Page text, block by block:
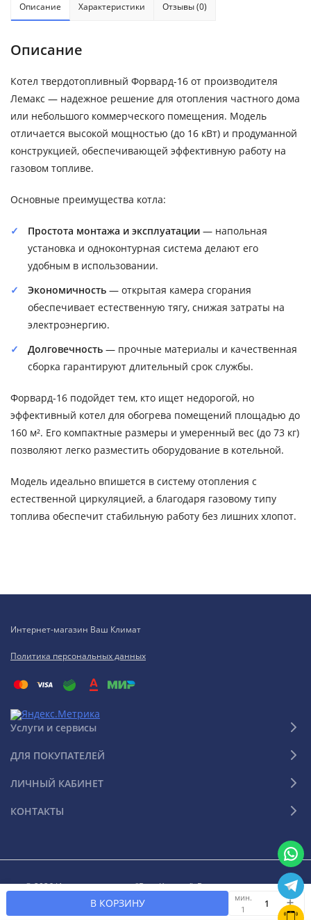
В КОРЗИНУ
мин.
1
Описание Характеристики Отзывы (0)
Описание
Котел твердотопливный Форвард-16 от производителя
Лемакс — надежное решение для отопления частного дома
или небольшого коммерческого помещения. Модель
отличается высокой мощностью (до 16 кВт) и продуманной
конструкцией, обеспечивающей эффективную работу на
газовом топливе.
Основные преимущества котла:
Простота монтажа и эксплуатации — напольная
установка и одноконтурная система делают его
удобным в использовании.
Экономичность — открытая камера сгорания
обеспечивает естественную тягу, снижая затраты на
электроэнергию.
Долговечность — прочные материалы и качественная
сборка гарантируют длительный срок службы.
Форвард-16 подойдет тем, кто ищет недорогой, но
эффективный котел для обогрева помещений площадью до
160 м². Его компактные размеры и умеренный вес (до 73 кг)
позволяют легко разместить оборудование в котельной.
Модель идеально впишется в систему отопления с
естественной циркуляцией, а благодаря газовому типу
топлива обеспечит стабильную работу без лишних хлопот.
Интернет-магазин Ваш Климат
Политика персональных данных
Услуги и сервисы
ДЛЯ ПОКУПАТЕЛЕЙ
ЛИЧНЫЙ КАБИНЕТ
КОНТАКТЫ
© 2026 Интернет-магазин "Ваш Климат". Все права защищены